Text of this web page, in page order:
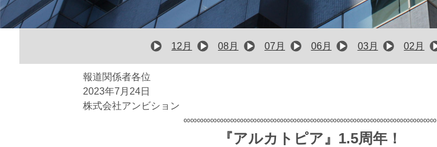
12月 08月 07月 06月 03月 02月
報道関係者各位
2023年7月24日
株式会社アンビション
∞∞∞∞∞∞∞∞∞∞∞∞∞∞∞∞∞∞∞∞∞∞∞∞∞∞∞∞∞∞∞∞∞∞∞∞∞∞
『アルカトピア』1.5周年！